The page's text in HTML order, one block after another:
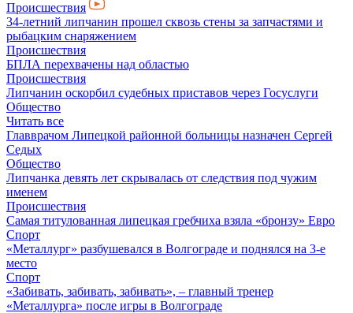
Происшествия
34-летний липчанин прошел сквозь стены за запчастями и
рыбацким снаряжением
Происшествия
БПЛА перехвачены над областью
Происшествия
Липчанин оскорбил судебных приставов через Госуслуги
Общество
Читать все
Главврачом Липецкой районной больницы назначен Сергей
Седых
Общество
Липчанка девять лет скрывалась от следствия под чужим
именем
Происшествия
Самая титулованная липецкая гребчиха взяла «бронзу» Евро
Спорт
«Металлург» разбушевался в Волгограде и поднялся на 3-е
место
Спорт
«Забивать, забивать, забивать», – главный тренер
«Металлурга» после игры в Волгограде